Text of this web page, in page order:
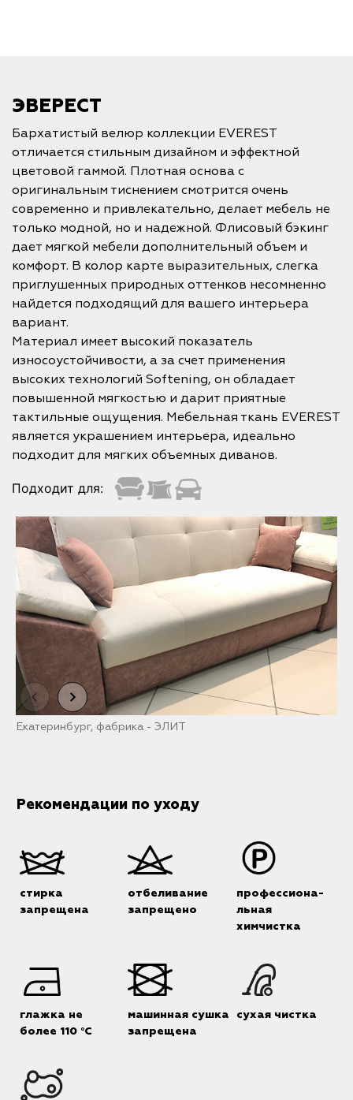
ЭВЕРЕСТ
Бархатистый велюр коллекции EVEREST
отличается стильным дизайном и эффектной
цветовой гаммой. Плотная основа с
оригинальным тиснением смотрится очень
современно и привлекательно, делает мебель не
только модной, но и надежной. Флисовый бэкинг
дает мягкой мебели дополнительный объем и
комфорт. В колор карте выразительных, слегка
приглушенных природных оттенков несомненно
найдется подходящий для вашего интерьера
вариант.
Материал имеет высокий показатель
износоустойчивости, а за счет применения
высоких технологий Softening, он обладает
повышенной мягкостью и дарит приятные
тактильные ощущения. Мебельная ткань EVEREST
является украшением интерьера, идеально
подходит для мягких объемных диванов.
Подходит для:
Екатеринбург, фабрика - ЭЛИТ
Рекомендации по уходу
стирка
запрещена
отбеливание
запрещено
профессиона-
льная
химчистка
глажка не
более 110 °C
машинная сушка
запрещена
сухая чистка